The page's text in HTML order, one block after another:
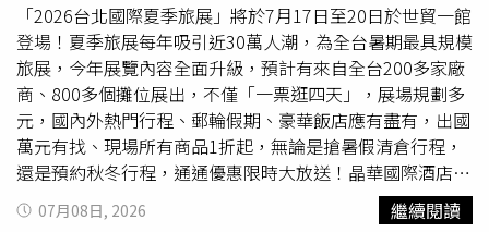
「2026台北國際夏季旅展」將於7月17日至20日於世貿一館
登場！夏季旅展每年吸引近30萬人潮，為全台暑期最具規模
旅展，今年展覽內容全面升級，預計有來自全台200多家廠
商、800多個攤位展出，不僅「一票逛四天」，展場規劃多
元，國內外熱門行程、郵輪假期、豪華飯店應有盡有，出國
萬元有找、現場所有商品1折起，無論是搶暑假清倉行程，
還是預約秋冬行程，通通優惠限時大放送！晶華國際酒店集
團：線上線下同步開賣，祭出超過20項、最低52折起的超
值住宿與餐飲票券。熱賣冠軍「環遊晶華集團聯合住宿券」
07月08日, 2026 繼續閱讀